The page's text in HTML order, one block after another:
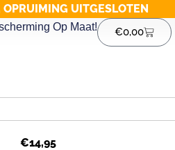
UITGESLOTEN
Op Maat! €0,00
€14,95